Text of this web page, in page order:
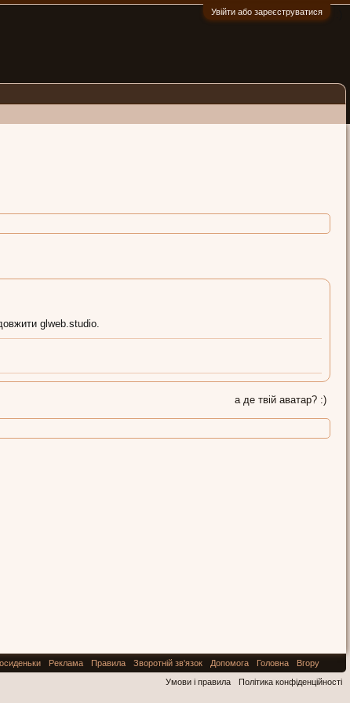
Увійти або зареєструватися
glweb.studio.
а де твій аватар? :)
Реклама Правила Зворотній зв'язок Допомога Головна
Вгору
Умови і правила
Політика конфіденційності